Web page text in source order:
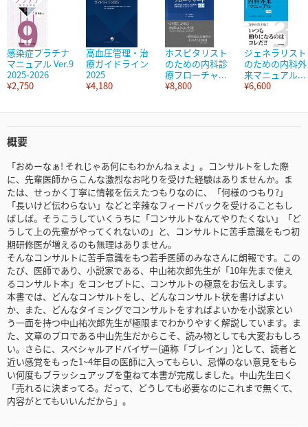
感染症プラチナ
マニュアル Ver.9
2025-2026
¥2,750
高血圧管理・治
療ガイドライン
2025
¥4,180
ホスピタリスト
のための内科診
療フローチャ...
¥8,800
ジェネラリスト
のための内科外
来マニュアル...
¥6,600
概要
「おめーなぁ! それじゃあ何にもわかんねぇよ」。コンサルトをした際
に、先輩医師からこんな激烈なお叱りを受けた経験はありませんか。ま
たは、せっかく丁寧に情報を伝えたつもりなのに、「何様のつもり?」
「長いけど伝わらない」などと辛辣なフィードバックを受けることもし
ばしば。そうこうしていくうちに「コンサルトなんてやりたくない」「ど
うして上の先輩がやってくれないの」と、コンサルトに苦手意識をもつ初
期研修医が増えるのも無理はありません。
そんなコンサルトに苦手意識をもつ若手医師のみなさんに朗報です。この
たび、医師であり、小説家である、中山祐次郎先生が「10年先まで使え
るコンサルト本」をコンセプトに、コンサルトの極意をお伝えします。
本書では、どんなコンサルトをし、どんなコンサルト状を書けばよい
か、また、どんなタイミングでコンサルトをすればよいかを小説家とい
う一面を持つ中山祐次郎先生が極限までわかりやすく解説しています。ま
た、文章のプロである中山先生だからこそ、読み物としても大変おもしろ
い。さらに、スペシャルアドバイザー(通称「ブレイン」)として、読者と
近い感覚をもった1~4年目の医師に入ってもらい、忌憚のない意見をもら
い何度もブラッシュアップを重ねて本書が完成しました。中山先生曰く
「売れるに決まってる。だって、どうしても必要なのにこれまで無くて、
内容がとてもいいんだから」。